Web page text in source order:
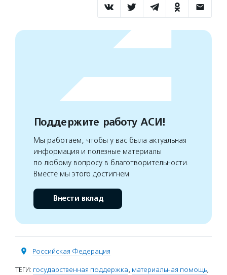
Поддержите работу АСИ!
Мы работаем, чтобы у вас была актуальная
информация и полезные материалы
по любому вопросу в благотворительности.
Вместе мы этого достигнем
Внести вклад
Российская Федерация
ТЕГИ: государственная поддержка, материальная помощь,